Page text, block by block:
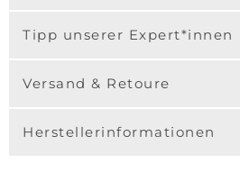
Tipp unserer Expert*innen
Versand & Retoure
Herstellerinformationen